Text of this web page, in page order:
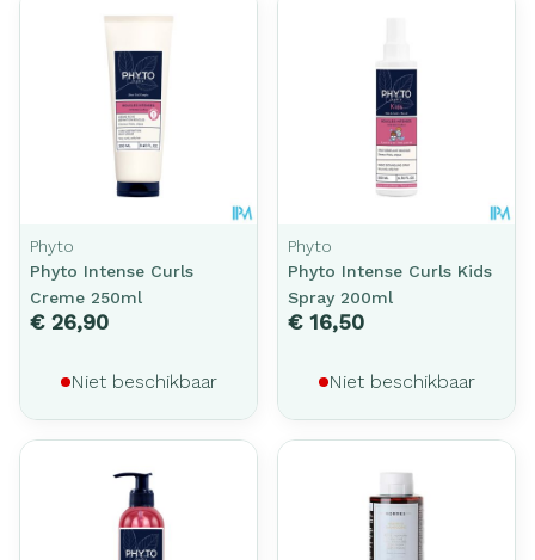
Phyto
Phyto Intense Curls
Creme 250ml
€ 26,90
Niet beschikbaar
Phyto
Phyto Intense Curls Kids
Spray 200ml
€ 16,50
Niet beschikbaar